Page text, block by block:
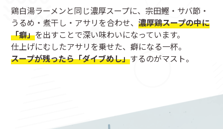
鶏白湯ラーメンと同じ濃厚スープに、宗田鰹・サバ節・
うるめ・煮干し・アサリを合わせ、濃厚鶏スープの中に
「癖」を出すことで深い味わいになっています。
仕上げにむしたアサリを乗せた、癖になる一杯。
スープが残ったら「ダイブめし」するのがマスト。